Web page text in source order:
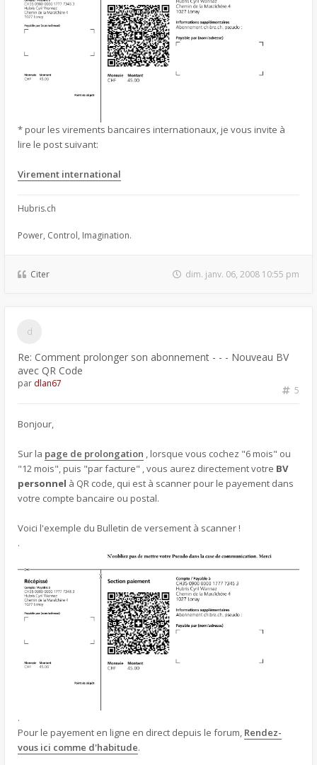
* pour les virements bancaires internationaux, je vous invite à
lire le post suivant:
Virement international
Hubris.ch
Power, Control, Imagination.
Citer dim. janv. 06, 2008 10:55 pm
Re: Comment prolonger son abonnement - - - Nouveau BV
avec QR Code
5
par dlan67
Bonjour,
Sur la page de prolongation , lorsque vous cochez "6 mois" ou
"12 mois", puis "par facture" , vous aurez directement votre BV
personnel à QR code, qui est à scanner pour le payement dans
votre compte bancaire ou postal.
Voici l'exemple du Bulletin de versement à scanner !
.
.
Pour le payement en ligne en direct depuis le forum, Rendez-
vous ici comme d'habitude.